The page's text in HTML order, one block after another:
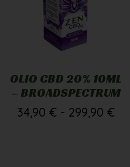
OLIO CBD 20% 10ML
– BROADSPECTRUM
34,90 € - 299,90 €